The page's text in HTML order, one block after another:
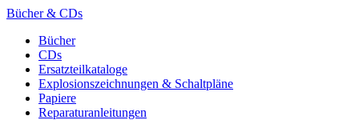
Bücher & CDs
Bücher
CDs
Ersatzteilkataloge
Explosionszeichnungen & Schaltpläne
Papiere
Reparaturanleitungen